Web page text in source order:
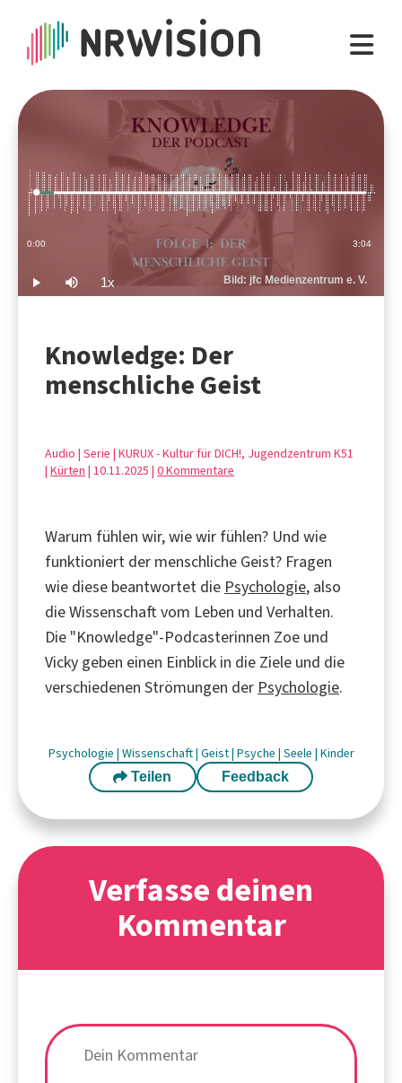
Play Mute 1xPlayback
Rate
Bild: jfc Medienzentrum e. V.
Current
0:00 Duration
3:04
Loaded:
5.42%
Knowledge: Der
menschliche Geist
Audio | Serie | KURUX - Kultur für DICH!, Jugendzentrum K51
| Kürten | 10.11.2025 | 0 Kommentare
Warum fühlen wir, wie wir fühlen? Und wie
funktioniert der menschliche Geist? Fragen
wie diese beantwortet die Psychologie, also
die Wissenschaft vom Leben und Verhalten.
Die "Knowledge"-Podcasterinnen Zoe und
Vicky geben einen Einblick in die Ziele und die
verschiedenen Strömungen der Psychologie.
Psychologie | Wissenschaft| Geist| Psyche | Seele | Kinder
Teilen Feedback
Verfasse deinen
Kommentar